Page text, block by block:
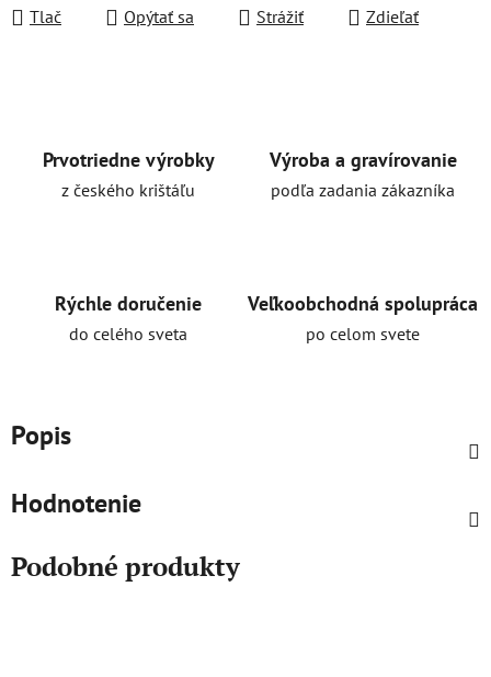
Tlač
Opýtať sa Strážiť Zdieľať
Prvotriedne výrobky
z českého krištáľu
Výroba a gravírovanie
podľa zadania zákazníka
Rýchle doručenie
do celého sveta
Veľkoobchodná spolupráca
po celom svete
Popis
Hodnotenie
Podobné produkty